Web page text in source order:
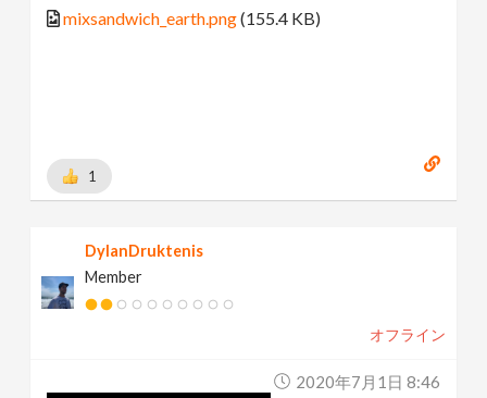
mixsandwich_earth.png(155.4 KB)
1
DylanDruktenis
Member
オフライン
2020年7月1日 8:46